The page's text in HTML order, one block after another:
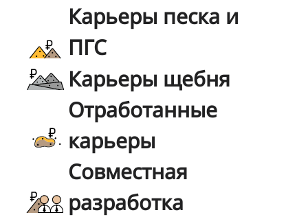
Карьеры песка и
ПГС
Карьеры щебня
Отработанные
карьеры
Совместная
разработка